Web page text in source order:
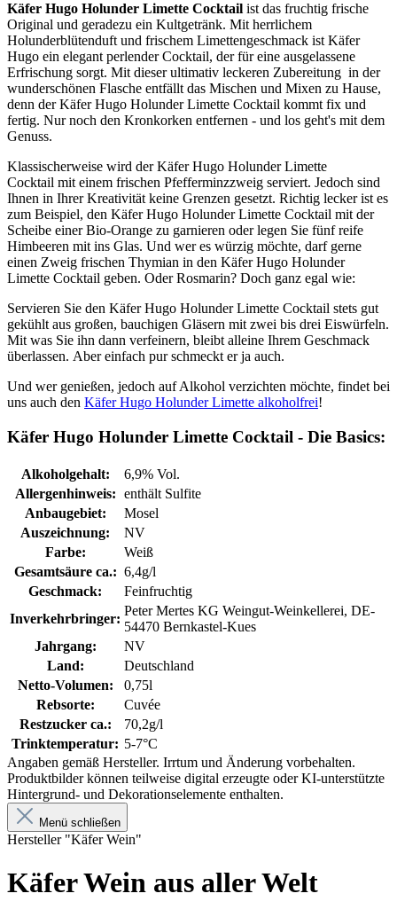
Käfer Hugo Holunder Limette Cocktail ist das fruchtig frische
Original und geradezu ein Kultgetränk. Mit herrlichem
Holunderblütenduft und frischem Limettengeschmack ist Käfer
Hugo ein elegant perlender Cocktail, der für eine ausgelassene
Erfrischung sorgt. Mit dieser ultimativ leckeren Zubereitung in der
wunderschönen Flasche entfällt das Mischen und Mixen zu Hause,
denn der Käfer Hugo Holunder Limette Cocktail kommt fix und
fertig. Nur noch den Kronkorken entfernen - und los geht's mit dem
Genuss.
Klassischerweise wird der Käfer Hugo Holunder Limette
Cocktail mit einem frischen Pfefferminzzweig serviert. Jedoch sind
Ihnen in Ihrer Kreativität keine Grenzen gesetzt. Richtig lecker ist es
zum Beispiel, den Käfer Hugo Holunder Limette Cocktail mit der
Scheibe einer Bio-Orange zu garnieren oder legen Sie fünf reife
Himbeeren mit ins Glas. Und wer es würzig möchte, darf gerne
einen Zweig frischen Thymian in den Käfer Hugo Holunder
Limette Cocktail geben. Oder Rosmarin? Doch ganz egal wie:
Servieren Sie den Käfer Hugo Holunder Limette Cocktail stets gut
gekühlt aus großen, bauchigen Gläsern mit zwei bis drei Eiswürfeln.
Mit was Sie ihn dann verfeinern, bleibt alleine Ihrem Geschmack
überlassen. Aber einfach pur schmeckt er ja auch.
Und wer genießen, jedoch auf Alkohol verzichten möchte, findet bei
uns auch den Käfer Hugo Holunder Limette alkoholfrei!
Käfer Hugo Holunder Limette Cocktail - Die Basics:
Alkoholgehalt:
6,9% Vol.
Allergenhinweis: enthält Sulfite
Anbaugebiet:
Mosel
Auszeichnung:
NV
Farbe:
Weiß
Gesamtsäure ca.: 6,4g/l
Geschmack:
Feinfruchtig
Inverkehrbringer:
Peter Mertes KG Weingut-Weinkellerei, DE-
54470 Bernkastel-Kues
Jahrgang:
NV
Land:
Deutschland
Netto-Volumen:
0,75l
Rebsorte:
Cuvée
Restzucker ca.:
70,2g/l
Trinktemperatur: 5-7°C
Angaben gemäß Hersteller. Irrtum und Änderung vorbehalten.
Produktbilder können teilweise digital erzeugte oder KI-unterstützte
Hintergrund- und Dekorationselemente enthalten.
Menü schließen
Hersteller "Käfer Wein"
Käfer Wein aus aller Welt